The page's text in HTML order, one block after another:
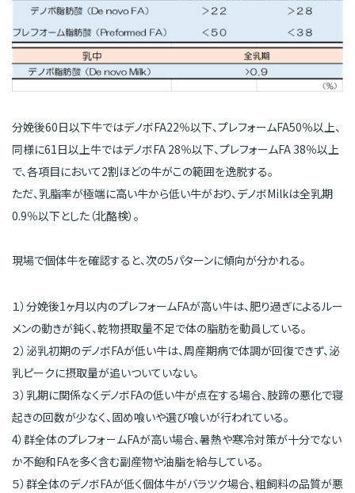
分娩後60日以下牛ではデノボFA22％以下、プレフォームFA50％以上、
同様に61日以上牛ではデノボFA 28％以下、プレフォームFA 38％以上
で、各項目において2割ほどの牛がこの範囲を逸脱する。
ただ、乳脂率が極端に高い牛から低い牛がおり、デノボMilkは全乳期
0.9％以下とした（北酪検）。
現場で個体牛を確認すると、次の5パターンに傾向が分かれる。
１）分娩後1ヶ月以内のプレフォームFAが高い牛は、肥り過ぎによるルー
メンの動きが鈍く、乾物摂取量不足で体の脂肪を動員している。
２）泌乳初期のデノボFAが低い牛は、周産期病で体調が回復できず、泌
乳ピークに摂取量が追いついていない。
３）乳期に関係なくデノボFAの低い牛が点在する場合、肢蹄の悪化で寝
起きの回数が少なく、固め喰いや選び喰いが行われている。
4）群全体のプレフォ－ムFAが高い場合、暑熱や寒冷対策が十分でない
か不飽和FAを多く含む副産物や油脂を給与している。
５）群全体のデノボFAが低く個体牛がバラツク場合、粗飼料の品質が悪